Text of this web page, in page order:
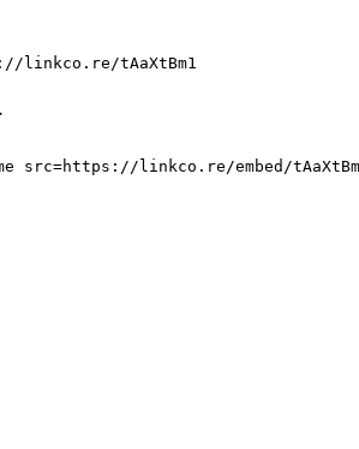
linkco.re/tAaXtBm1
src=https://linkco.re/embed/